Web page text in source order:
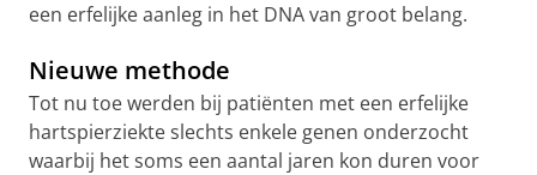
een erfelijke aanleg in het DNA van groot belang.
Nieuwe methode
Tot nu toe werden bij patiënten met een erfelijke
hartspierziekte slechts enkele genen onderzocht
waarbij het soms een aantal jaren kon duren voor